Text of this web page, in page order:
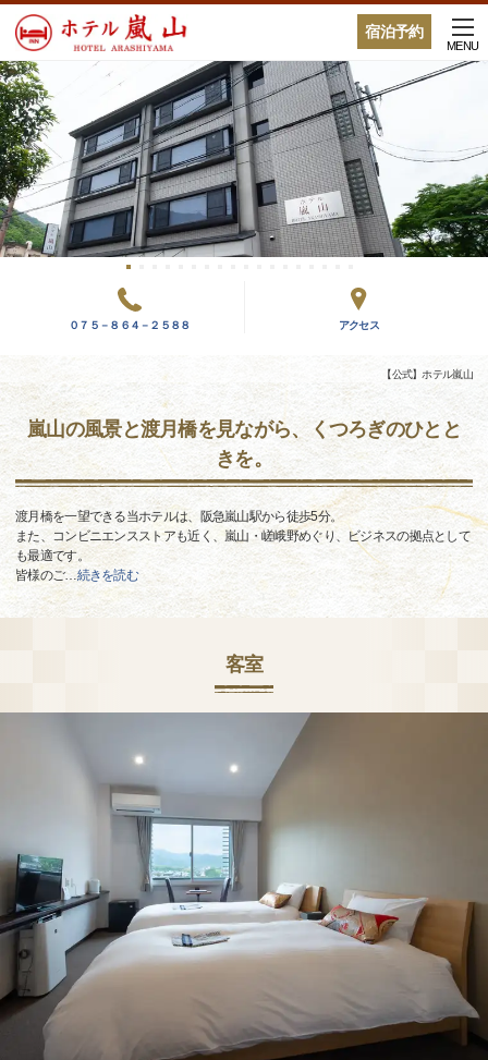
宿泊予約
MENU
０７５－８６４－２５８８ アクセス
【公式】ホテル嵐山
嵐山の風景と渡月橋を見ながら、くつろぎのひとと
きを。
渡月橋を一望できる当ホテルは、阪急嵐山駅から徒歩5分。
また、コンビニエンスストアも近く、嵐山・嵯峨野めぐり、ビジネスの拠点として
も最適です。
皆様のご…続きを読む
客室